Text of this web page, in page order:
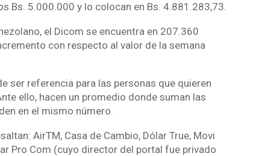
Bs. 5.000.000 y lo colocan en Bs. 4.881.283,73.
el Dicom se encuentra en 207.360
con respecto al valor de la semana
ser referencia para las personas que quieren
ello, hacen un promedio donde suman las
en el mismo número.
AirTM, Casa de Cambio, Dólar True, Movi
Pro Com (cuyo director del portal fue privado